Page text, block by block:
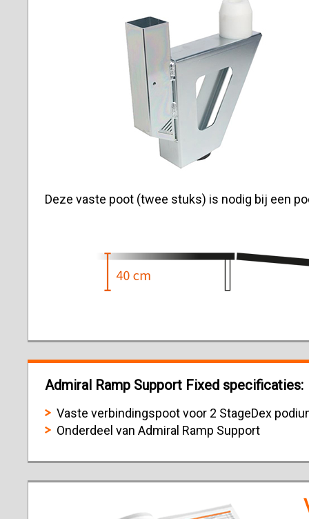
Deze vaste poot (twee stuks) is nodig bij een
Admiral Ramp Support Fixed specificaties:
Vaste verbindingspoot voor 2 StageDex
Onderdeel van Admiral Ramp Support